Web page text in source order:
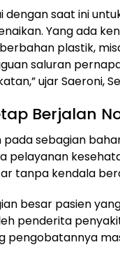
dengan saat ini
Yang ada
plastik,
saluran
ujar Saeroni,
Berjalan
pada sebagian
pelayanan
tanpa kendala
besar pasien
penderita
pengobatannya